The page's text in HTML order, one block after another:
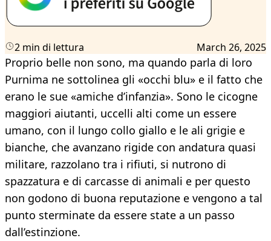
2 min di lettura March 26, 2025
Proprio belle non sono, ma quando parla di loro
Purnima ne sottolinea gli «occhi blu» e il fatto che
erano le sue «amiche d’infanzia». Sono le cicogne
maggiori aiutanti, uccelli alti come un essere
umano, con il lungo collo giallo e le ali grigie e
bianche, che avanzano rigide con andatura quasi
militare, razzolano tra i rifiuti, si nutrono di
spazzatura e di carcasse di animali e per questo
non godono di buona reputazione e vengono a tal
punto sterminate da essere state a un passo
dall’estinzione.